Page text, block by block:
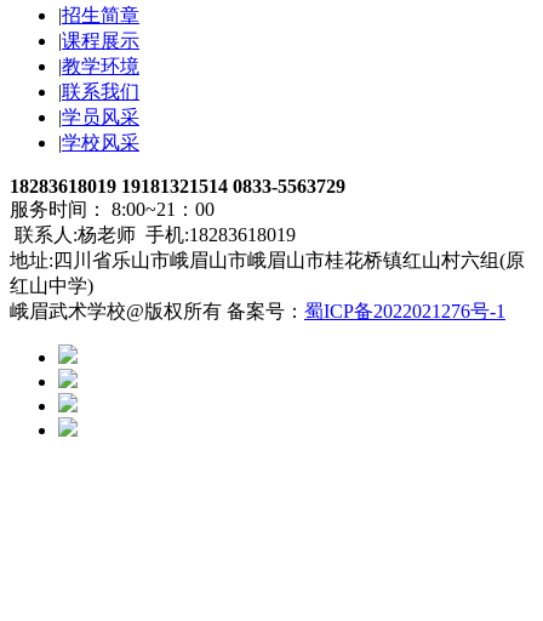
|招生简章
|课程展示
|教学环境
|联系我们
|学员风采
|学校风采
18283618019 19181321514 0833-5563729
服务时间： 8:00~21：00
联系人:杨老师 手机:18283618019
地址:四川省乐山市峨眉山市峨眉山市桂花桥镇红山村六组(原
红山中学)
峨眉武术学校@版权所有 备案号： 蜀ICP备2022021276号-1